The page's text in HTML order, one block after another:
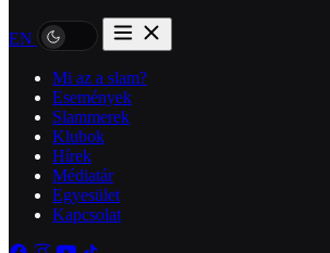
EN
Mi az a slam?
Események
Slammerek
Klubok
Hírek
Médiatár
Egyesület
Kapcsolat